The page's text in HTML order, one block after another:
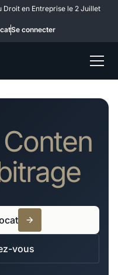
Droit en Entreprise le 2 Juillet
Se connecter
Conten
vous